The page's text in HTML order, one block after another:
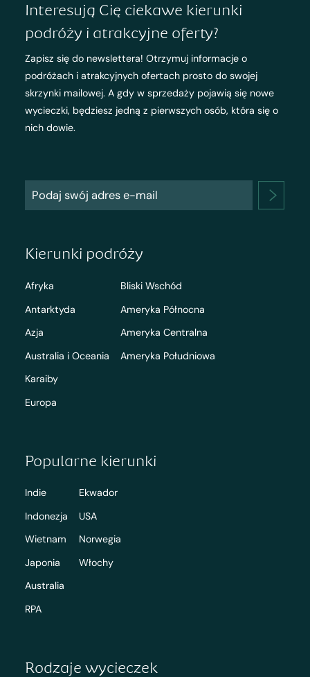
Interesują Cię ciekawe kierunki
podróży i atrakcyjne oferty?
Zapisz się do newslettera! Otrzymuj informacje o
podróżach i atrakcyjnych ofertach prosto do swojej
skrzynki mailowej. A gdy w sprzedaży pojawią się nowe
wycieczki, będziesz jedną z pierwszych osób, która się o
nich dowie.
Kierunki podróży
Afryka
Antarktyda
Azja
Australia i Oceania
Karaiby
Europa
Bliski Wschód
Ameryka Północna
Ameryka Centralna
Ameryka Południowa
Popularne kierunki
Indie
Indonezja
Wietnam
Japonia
Australia
RPA
Ekwador
USA
Norwegia
Włochy
Rodzaje wycieczek